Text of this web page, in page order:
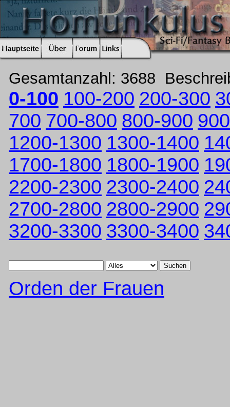
Gesamtanzahl: 3688
0-100 100-200 200-300
700 700-800 800-900
1200-1300 1300-1400
1700-1800 1800-1900
2200-2300 2300-2400
2700-2800 2800-2900
3200-3300 3300-3400
Suchen
Orden der Frauen